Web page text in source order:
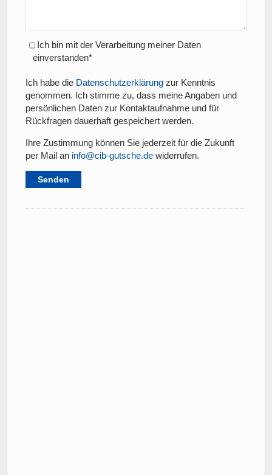
Ich bin mit der Verarbeitung meiner Daten
einverstanden*
Ich habe die Datenschutzerklärung zur Kenntnis
genommen. Ich stimme zu, dass meine Angaben und
persönlichen Daten zur Kontaktaufnahme und für
Rückfragen dauerhaft gespeichert werden.
Ihre Zustimmung können Sie jederzeit für die Zukunft
per Mail an info@cib-gutsche.de widerrufen.
Senden